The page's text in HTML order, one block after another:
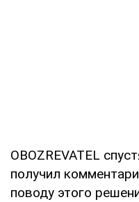
OBOZREVATEL
получил
поводу этого